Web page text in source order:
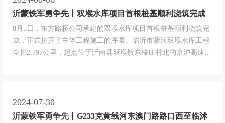
沂蒙铁军勇争先丨双堠水库项目首根桩基顺利浇筑完成
8月5日，东方路桥公司承建的双堠水库项目首根桩基顺利浇筑完
成，正式拉开了主体工程施工的序幕。临沂市蒙河双堠水库工程
全长2.797公里，起点位于沂南县双堠镇东梭庄村北的京沪高速公
化环...
2024-07-30
沂蒙铁军勇争先丨G233克黄线河东澳门路路口西至临沭